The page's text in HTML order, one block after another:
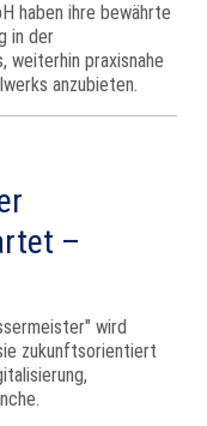
haben ihre bewährte
in der
weiterhin praxisnahe
anzubieten.
–
wird
zukunftsorientiert